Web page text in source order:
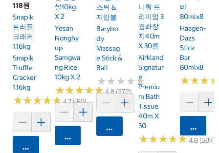
118원
Snapik
트러플
크래커
1.16kg
Snapik
Truffle
Cracker
1.16kg
★★★★★
★★★★★4.7 (159)
카트에 담기
쌀10kg
X 2
Yesan
Nonghy
Up
Samgwa
Ng Rice
10kg X 2
★★★★★
★★★★★4.8 (272)
카트에 담기
스틱 &
지압볼
Barybo
Dy
Massag
E Stick &
Ball
★★★★★
★★★★★
카트에 담기
니춰 프
리미엄 3
겹화장
지40m
X 30롤
Kirkland
Signatur
E
Premiu
M Bath
Tissue
40m X
30
★★★★★
★★★★★4.8 (584)
바
80mlx8
Haagen-
Dazs
Stick
Bar
80mlx8
★★★
★★★
카트에